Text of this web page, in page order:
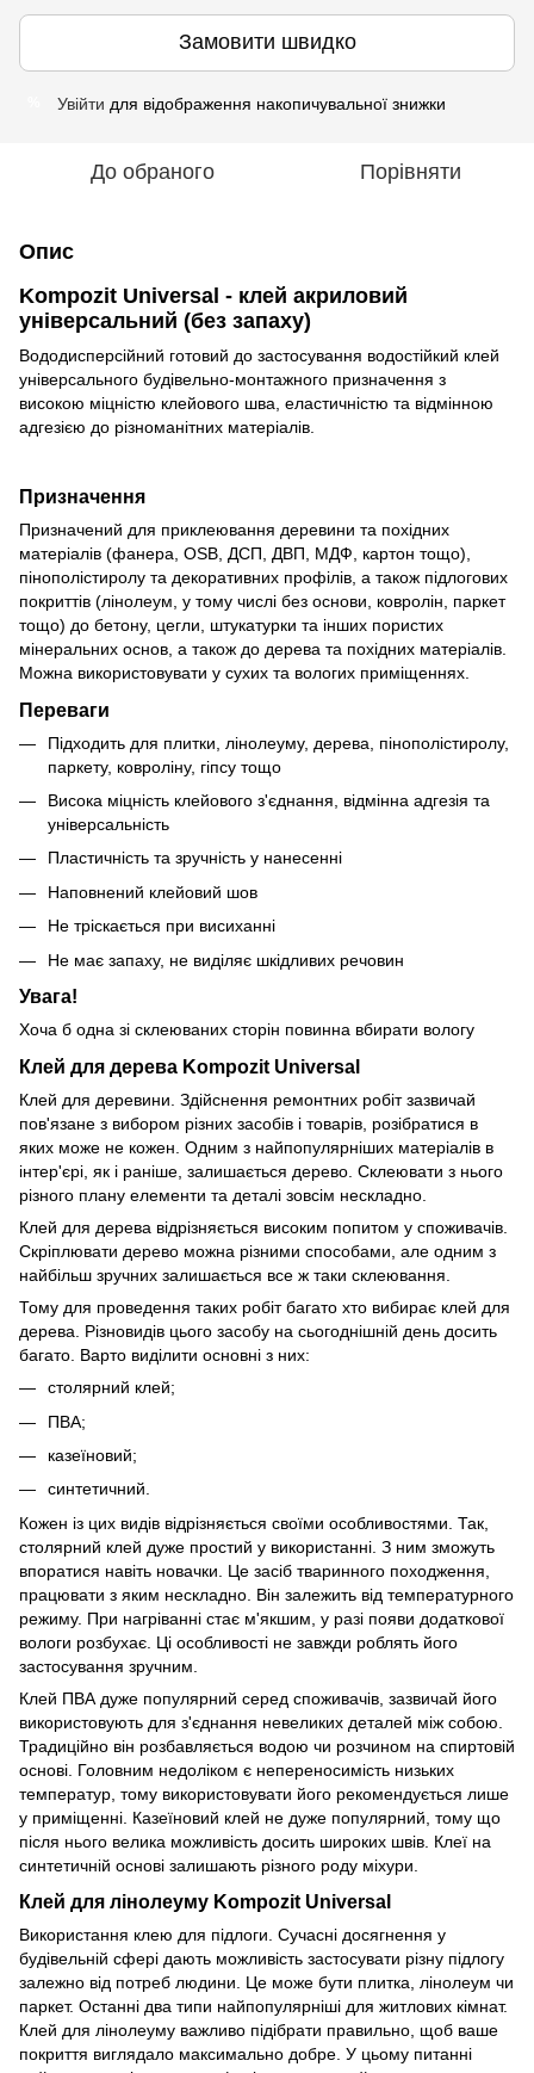
Замовити швидко
Увійти для відображення накопичувальної знижки
До обраного Порівняти
Опис
Kompozit Universal - клей акриловий
універсальний (без запаху)
Вододисперсійний готовий до застосування водостійкий клей
універсального будівельно-монтажного призначення з
високою міцністю клейового шва, еластичністю та відмінною
адгезією до різноманітних матеріалів.
Призначення
Призначений для приклеювання деревини та похідних
матеріалів (фанера, OSB, ДСП, ДВП, МДФ, картон тощо),
пінополістиролу та декоративних профілів, а також підлогових
покриттів (лінолеум, у тому числі без основи, ковролін, паркет
тощо) до бетону, цегли, штукатурки та інших пористих
мінеральних основ, а також до дерева та похідних матеріалів.
Можна використовувати у сухих та вологих приміщеннях.
Переваги
Підходить для плитки, лінолеуму, дерева, пінополістиролу,
паркету, ковроліну, гіпсу тощо
Висока міцність клейового з'єднання, відмінна адгезія та
універсальність
Пластичність та зручність у нанесенні
Наповнений клейовий шов
Не тріскається при висиханні
Не має запаху, не виділяє шкідливих речовин
Увага!
Хоча б одна зі склеюваних сторін повинна вбирати вологу
Клей для дерева Kompozit Universal
Клей для деревини. Здійснення ремонтних робіт зазвичай
пов'язане з вибором різних засобів і товарів, розібратися в
яких може не кожен. Одним з найпопулярніших матеріалів в
інтер'єрі, як і раніше, залишається дерево. Склеювати з нього
різного плану елементи та деталі зовсім нескладно.
Клей для дерева відрізняється високим попитом у споживачів.
Скріплювати дерево можна різними способами, але одним з
найбільш зручних залишається все ж таки склеювання.
Тому для проведення таких робіт багато хто вибирає клей для
дерева. Різновидів цього засобу на сьогоднішній день досить
багато. Варто виділити основні з них:
столярний клей;
ПВА;
казеїновий;
синтетичний.
Кожен із цих видів відрізняється своїми особливостями. Так,
столярний клей дуже простий у використанні. З ним зможуть
впоратися навіть новачки. Це засіб тваринного походження,
працювати з яким нескладно. Він залежить від температурного
режиму. При нагріванні стає м'якшим, у разі появи додаткової
вологи розбухає. Ці особливості не завжди роблять його
застосування зручним.
Клей ПВА дуже популярний серед споживачів, зазвичай його
використовують для з'єднання невеликих деталей між собою.
Традиційно він розбавляється водою чи розчином на спиртовій
основі. Головним недоліком є ​​непереносимість низьких
температур, тому використовувати його рекомендується лише
у приміщенні. Казеїновий клей не дуже популярний, тому що
після нього велика можливість досить широких швів. Клеї на
синтетичній основі залишають різного роду міхури.
Клей для лінолеуму Kompozit Universal
Використання клею для підлоги. Сучасні досягнення у
будівельній сфері дають можливість застосувати різну підлогу
залежно від потреб людини. Це може бути плитка, лінолеум чи
паркет. Останні два типи найпопулярніші для житлових кімнат.
Клей для лінолеуму важливо підібрати правильно, щоб ваше
покриття виглядало максимально добре. У цьому питанні